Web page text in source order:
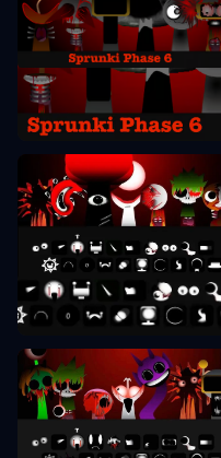
Sprunki Phase 6
Sprunki Phase 8